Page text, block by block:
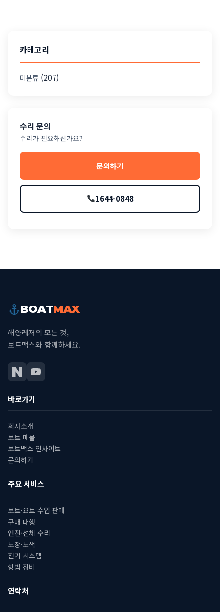
카테고리
미분류 (207)
수리 문의
수리가 필요하신가요?
문의하기
1644-0848
BOATMAX
해양레저의 모든 것,
보트맥스와 함께하세요.
바로가기
회사소개
보트 매물
보트맥스 인사이트
문의하기
주요 서비스
보트·요트 수입 판매
구매 대행
엔진·선체 수리
도장·도색
전기 시스템
항법 장비
연락처